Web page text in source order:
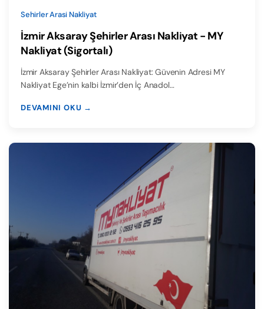
Sehirler Arasi Nakliyat
İzmir Aksaray Şehirler Arası Nakliyat - MY
Nakliyat (Sigortalı)
İzmir Aksaray Şehirler Arası Nakliyat: Güvenin Adresi MY
Nakliyat Ege’nin kalbi İzmir’den İç Anadol…
DEVAMINI OKU →